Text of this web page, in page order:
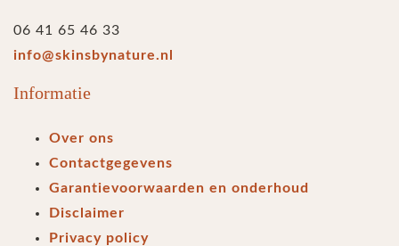
06 41 65 46 33
info@skinsbynature.nl
Informatie
Over ons
Contactgegevens
Garantievoorwaarden en onderhoud
Disclaimer
Privacy policy